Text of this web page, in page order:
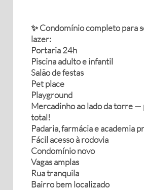
✨ Condomínio completo para
lazer:
Portaria 24h
Piscina adulto e infantil
Salão de festas
Pet place
Playground
Mercadinho ao lado da torre
total!
Padaria, farmácia e academia
Fácil acesso à rodovia
Condomínio novo
Vagas amplas
Rua tranquila
Bairro bem localizado